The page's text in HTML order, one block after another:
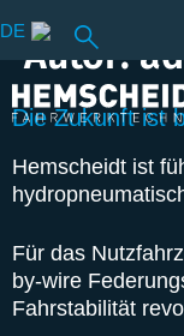
DE
Autor:
Die Zukunft ist
Hemscheidt ist
Für das
by-wire
Fahrstabilität